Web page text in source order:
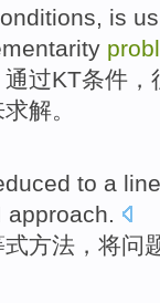
, is
通过KT条件 ，
解。
to a
approach
式方法 ，将问